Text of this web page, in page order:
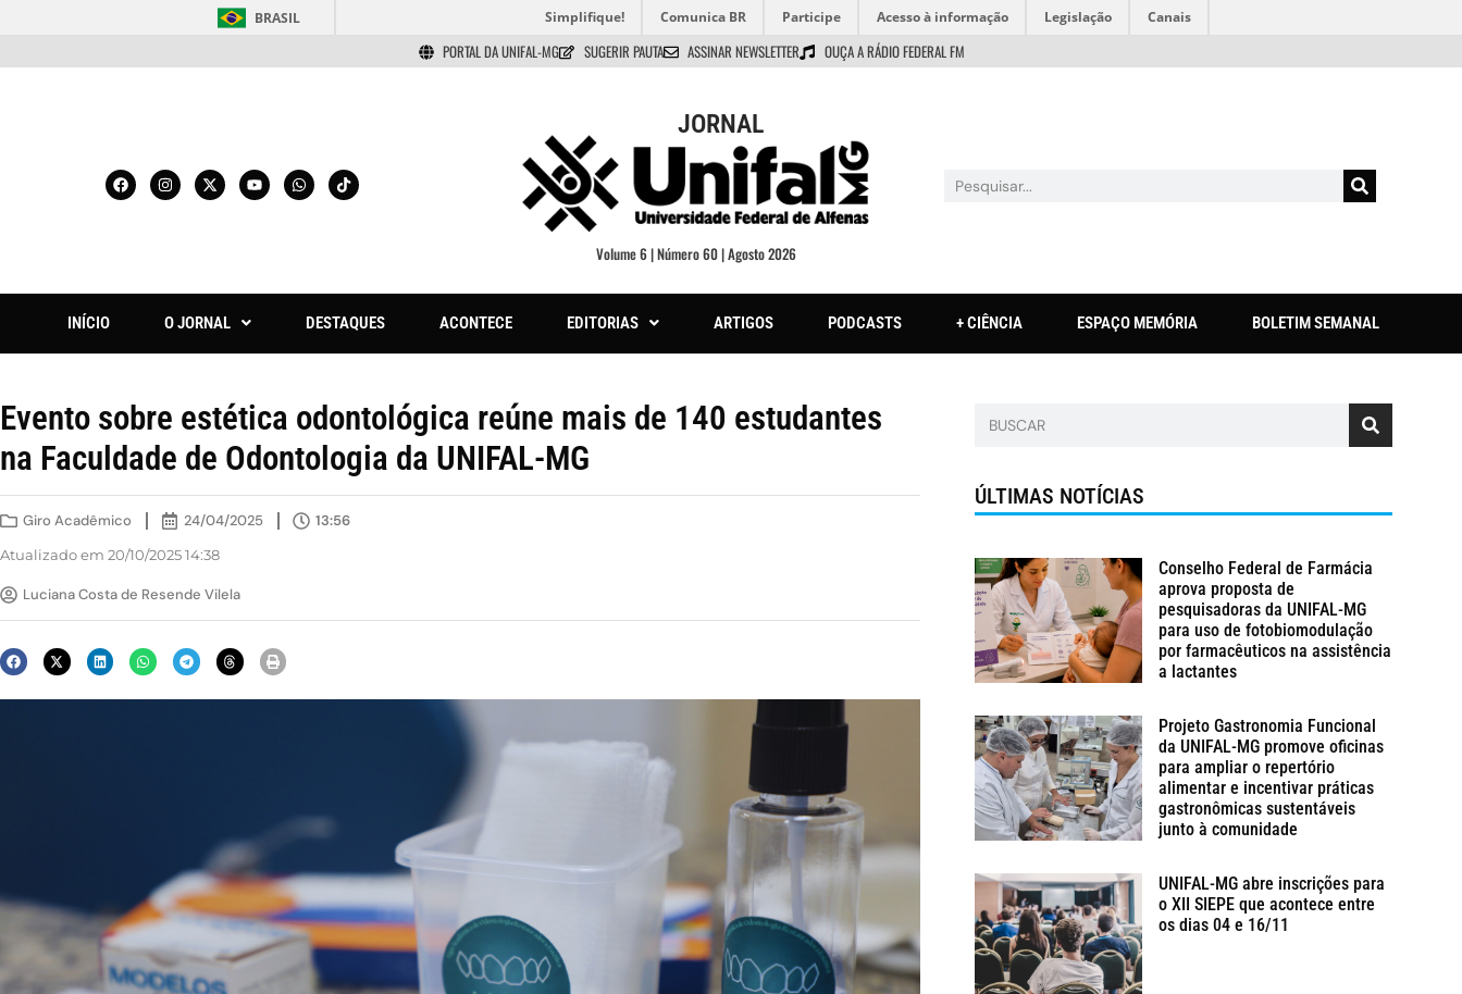
BRASIL Simplifique! Comunica BR Participe Acesso à informação Legislação Canais
PORTAL DA UNIFAL-MG SUGERIR PAUTA ASSINAR NEWSLETTER OUÇA A RÁDIO FEDERAL FM
JORNAL
Volume 6 | Número 60 | Agosto 2026
INÍCIO O JORNAL DESTAQUES ACONTECE EDITORIAS ARTIGOS PODCASTS + CIÊNCIA ESPAÇO MEMÓRIA BOLETIM SEMANAL
Evento sobre estética odontológica reúne mais de 140 estudantes
na Faculdade de Odontologia da UNIFAL-MG
Giro Acadêmico 24/04/2025 13:56
Atualizado em 20/10/2025 14:38
Luciana Costa de Resende Vilela
ÚLTIMAS NOTÍCIAS
Conselho Federal de Farmácia
aprova proposta de
pesquisadoras da UNIFAL-MG
para uso de fotobiomodulação
por farmacêuticos na assistência
a lactantes
Projeto Gastronomia Funcional
da UNIFAL-MG promove oficinas
para ampliar o repertório
alimentar e incentivar práticas
gastronômicas sustentáveis
junto à comunidade
UNIFAL-MG abre inscrições para
o XII SIEPE que acontece entre
os dias 04 e 16/11